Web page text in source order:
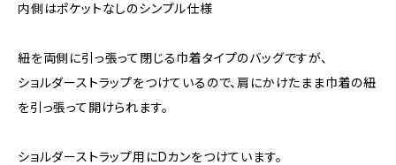
内側はポケットなしのシンプル仕様
紐を両側に引っ張って閉じる巾着タイプのバッグですが、
ショルダーストラップをつけているので、肩にかけたまま巾着の紐
を引っ張って開けられます。
ショルダーストラップ用にDカンをつけています。